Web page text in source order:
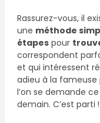
Rassurez-vous, il
une méthode
étapes pour
correspondent
et qui intéressent
adieu à la fameuse
l’on se demande
demain. C’est parti !